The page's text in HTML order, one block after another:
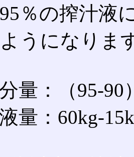
％の搾汁液
うになりま
：（95-90
：60kg-